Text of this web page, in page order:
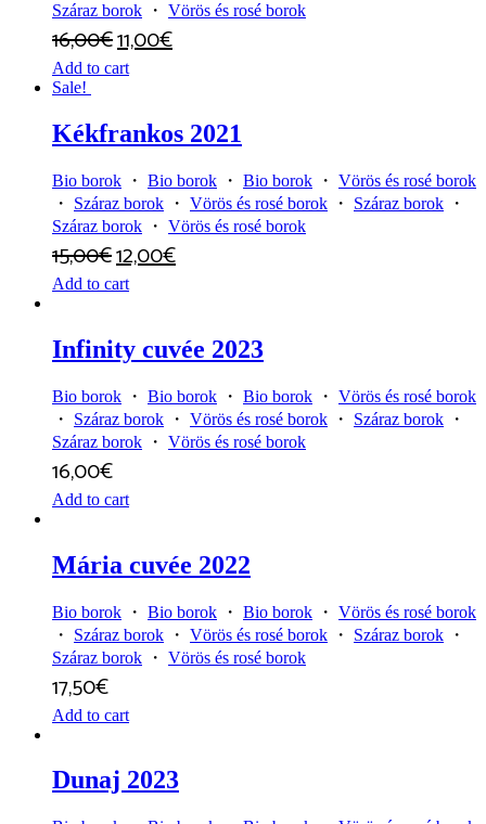
Száraz borok ・ Vörös és rosé borok
16,00€11,00€
Add to cart
Sale!
Kékfrankos 2021
Bio borok ・ Bio borok ・ Bio borok ・ Vörös és rosé borok
・ Száraz borok ・ Vörös és rosé borok ・ Száraz borok ・
Száraz borok ・ Vörös és rosé borok
15,00€12,00€
Add to cart
Infinity cuvée 2023
Bio borok ・ Bio borok ・ Bio borok ・ Vörös és rosé borok
・ Száraz borok ・ Vörös és rosé borok ・ Száraz borok ・
Száraz borok ・ Vörös és rosé borok
16,00€
Add to cart
Mária cuvée 2022
Bio borok ・ Bio borok ・ Bio borok ・ Vörös és rosé borok
・ Száraz borok ・ Vörös és rosé borok ・ Száraz borok ・
Száraz borok ・ Vörös és rosé borok
17,50€
Add to cart
Dunaj 2023